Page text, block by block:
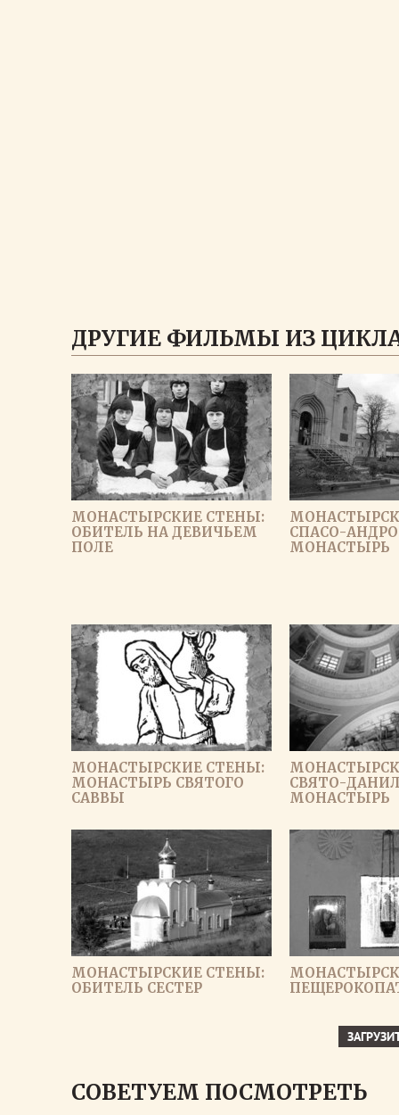
ДРУГИЕ ФИЛЬМЫ ИЗ
МОНАСТЫРСКИЕ СТЕНЫ:
ОБИТЕЛЬ НА ДЕВИЧЬЕМ
ПОЛЕ
СПАСО-
МОНАСТЫРЬ
МОНАСТЫРСКИЕ СТЕНЫ:
МОНАСТЫРЬ СВЯТОГО
САВВЫ
СВЯТО-
МОНАСТЫРЬ
МОНАСТЫРСКИЕ СТЕНЫ:
ОБИТЕЛЬ СЕСТЕР
СОВЕТУЕМ ПОСМОТРЕТЬ